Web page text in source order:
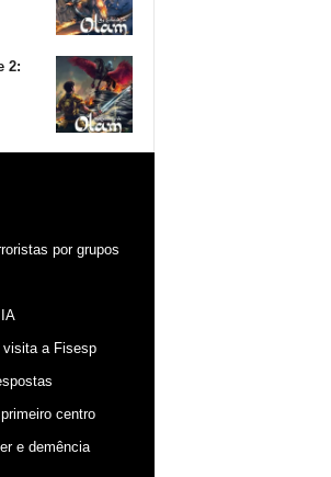
2:
por grupos
visita a Fisesp
centro
e demência